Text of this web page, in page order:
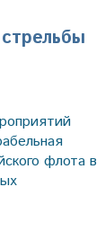
флота в